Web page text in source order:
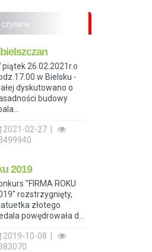
piątek 26.02.2021r.o
w Bielsku -
dyskutowano o
budowy
2021-02-27 |
2019
"FIRMA ROKU
rozstrzygnięty,
złotego
powędrowała d...
2019-10-08 |